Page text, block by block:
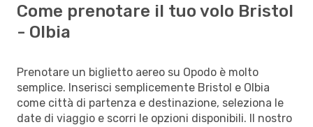
Come prenotare il tuo volo Bristol
- Olbia
Prenotare un biglietto aereo su Opodo è molto
semplice. Inserisci semplicemente Bristol e Olbia
come città di partenza e destinazione, seleziona le
date di viaggio e scorri le opzioni disponibili. Il nostro